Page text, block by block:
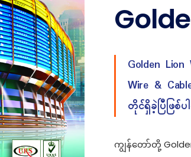
Golden
Wire &
တိုင်ရှိခဲ့ပြီဖြစ်
ကျွန်တော်တို့